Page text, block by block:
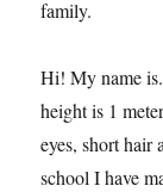
family.
Hi! My name
height is 1
eyes, short
school I have